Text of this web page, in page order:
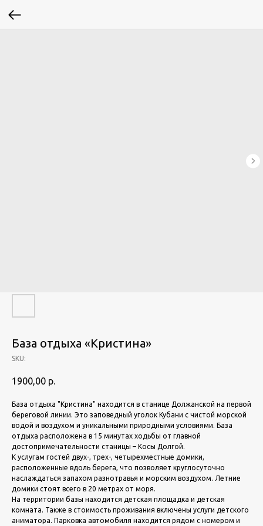
База отдыха «Кристина»
SKU:
1900,00 р.
База отдыха "Кристина" находится в станице Должанской на первой
береговой линии. Это заповедный уголок Кубани с чистой морской
водой и воздухом и уникальными природными условиями. База
отдыха расположена в 15 минутах ходьбы от главной
достопримечательности станицы – Косы Долгой.
К услугам гостей двух-, трех-, четырехместные домики,
расположенные вдоль берега, что позволяет круглосуточно
наслаждаться запахом разнотравья и морским воздухом. Летние
домики стоят всего в 20 метрах от моря.
На территории базы находится детская площадка и детская
комната. Также в стоимость проживания включены услуги детского
аниматора. Парковка автомобиля находится рядом с номером и